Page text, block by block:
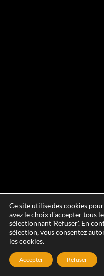
Ce site utilise des cookies
avez le choix d'accepter tous
sélectionnant 'Refuser'. En
sélection, vous consentez
les cookies.
Accepter Refuser